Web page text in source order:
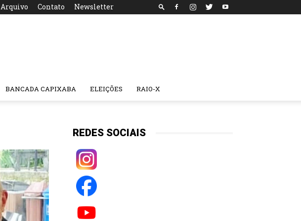
Arquivo Contato Newsletter
BANCADA CAPIXABA ELEIÇÕES RAIO-X
REDES SOCIAIS